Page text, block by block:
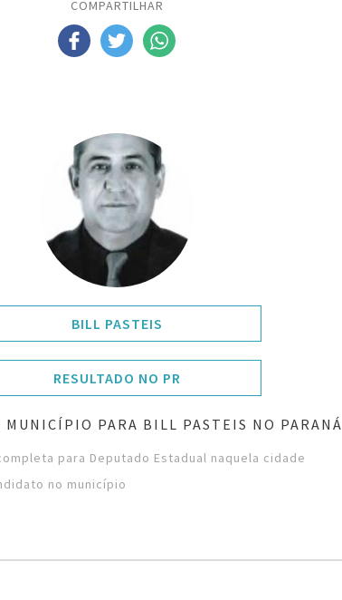
COMPARTILHAR
BILL PASTEIS
RESULTADO NO PR
MUNICÍPIO PARA BILL PASTEIS NO PARANÁ
para Deputado Estadual naquela cidade
no município